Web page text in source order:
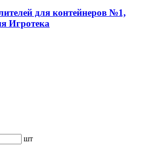
для контейнеров №1,
Игротека
шт